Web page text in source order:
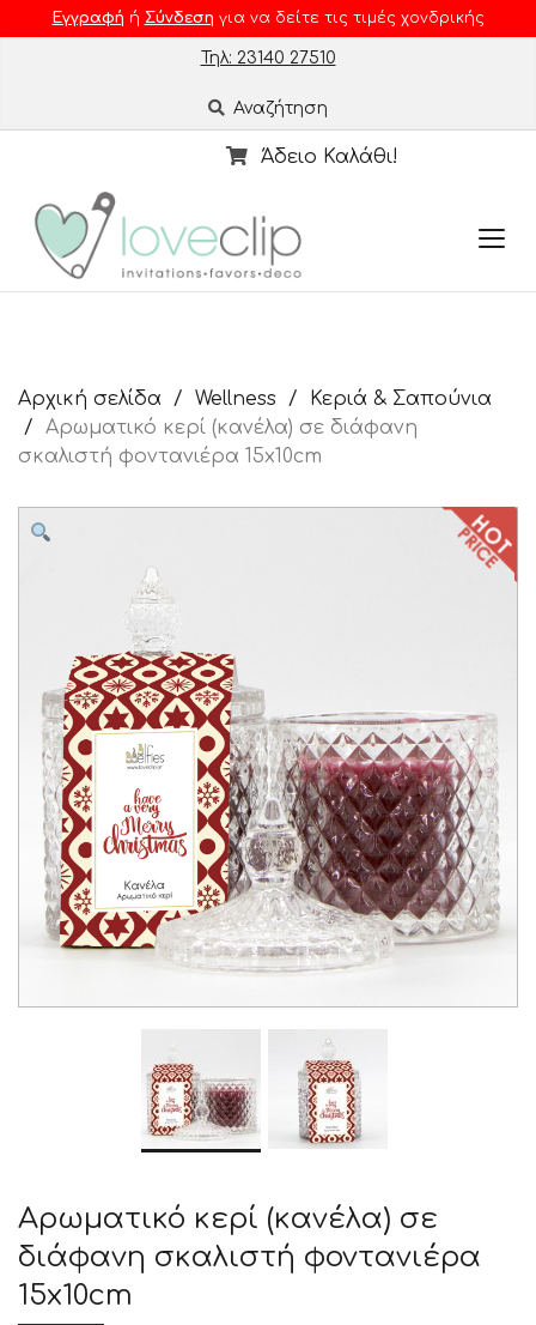
Εγγραφή ή Σύνδεση για να δείτε τις τιμές χονδρικής
Τηλ: 23140 27510
Αναζήτηση
Άδειο Καλάθι!
Αρχική σελίδα Wellness
Κεριά & Σαπούνια
Αρωματικό κερί (κανέλα) σε διάφανη
σκαλιστή φοντανιέρα 15x10cm
Αρωματικό κερί (κανέλα) σε
διάφανη σκαλιστή φοντανιέρα
15x10cm